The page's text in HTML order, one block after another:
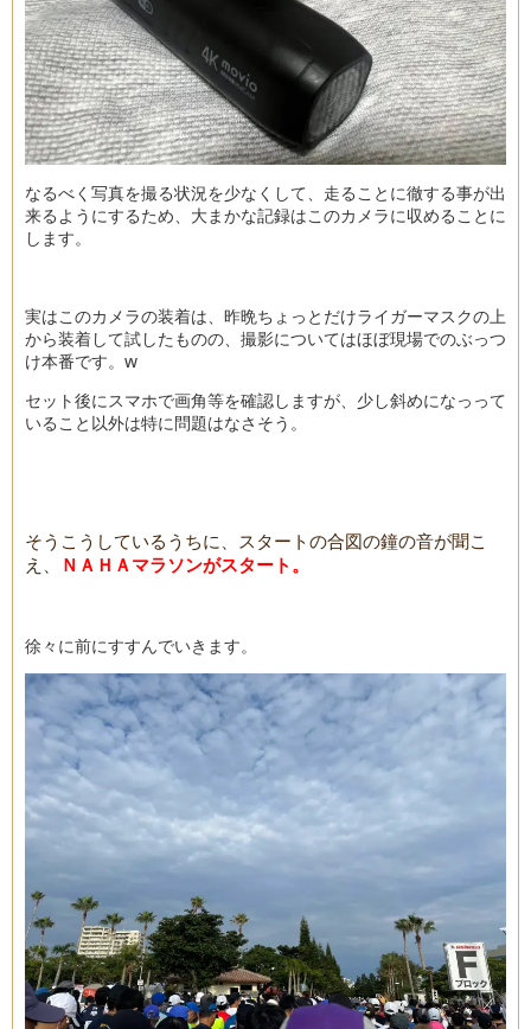
なるべく写真を撮る状況を少なくして、走ることに徹する事が出
来るようにするため、大まかな記録はこのカメラに収めることに
します。
実はこのカメラの装着は、昨晩ちょっとだけライガーマスクの上
から装着して試したものの、撮影についてはほぼ現場でのぶっつ
け本番です。w
セット後にスマホで画角等を確認しますが、少し斜めになっって
いること以外は特に問題はなさそう。
そうこうしているうちに、スタートの合図の鐘の音が聞こ
え、
ＮＡＨＡマラソンがスタート。
徐々に前にすすんでいきます。